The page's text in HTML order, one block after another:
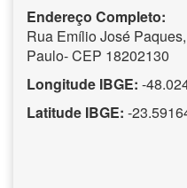
Endereço Completo:
Rua Emílio José
Paulo- CEP 18202130
Longitude IBGE: -
Latitude IBGE: -